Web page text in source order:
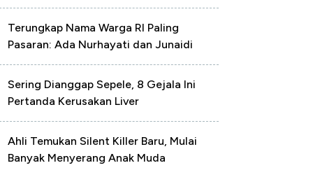
Terungkap Nama Warga RI Paling
Pasaran: Ada Nurhayati dan Junaidi
Sering Dianggap Sepele, 8 Gejala Ini
Pertanda Kerusakan Liver
Ahli Temukan Silent Killer Baru, Mulai
Banyak Menyerang Anak Muda